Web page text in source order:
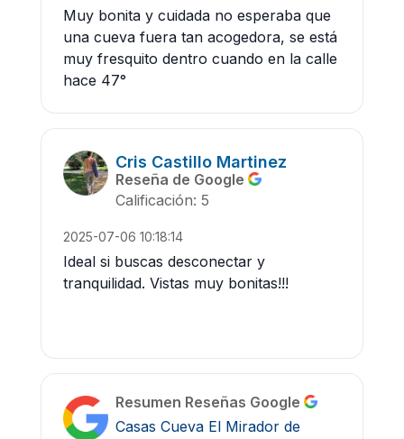
Muy bonita y cuidada no esperaba que
una cueva fuera tan acogedora, se está
muy fresquito dentro cuando en la calle
hace 47°
Cris Castillo Martinez
Reseña de Google
Calificación: 5
2025-07-06 10:18:14
Ideal si buscas desconectar y
tranquilidad. Vistas muy bonitas!!!
Resumen Reseñas Google
Casas Cueva El Mirador de